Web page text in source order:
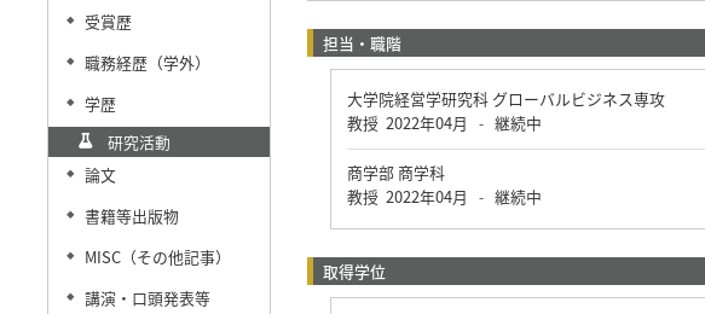
◆ 受賞歴
◆ 職務経歴（学外）
◆
学歴
研究活動
◆ 論文
◆ 書籍等出版物
◆ MISC（その他記事）
◆ 講演・口頭発表等
担当・職階
大学院経営学研究科 グローバルビジネス専攻
教授 2022年04月 - 継続中
商学部 商学科
教授 2022年04月 - 継続中
取得学位